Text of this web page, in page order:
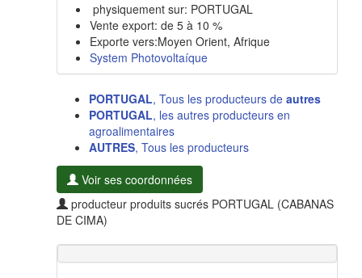
physiquement sur: PORTUGAL
Vente export: de 5 à 10 %
Exporte vers:Moyen Orient, Afrique
System Photovoltaíque
PORTUGAL, Tous les producteurs de autres
PORTUGAL, les autres producteurs en
agroalimentaires
AUTRES, Tous les producteurs
Voir ses coordonnées
producteur produits sucrés PORTUGAL (CABANAS
DE CIMA)